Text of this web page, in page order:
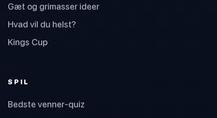
Gæt og grimasser ideer
Hvad vil du helst?
Kings Cup
SPIL
Bedste venner-quiz